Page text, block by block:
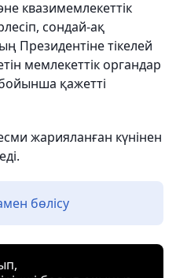
квазимемлекеттік
сондай-ақ
Президентіне тікелей
мемлекеттік органдар
қажетті
жарияланған күнінен
бөлісу